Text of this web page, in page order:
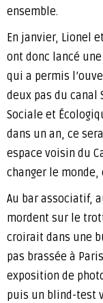
ensemble.
En janvier, Lionel
ont donc lancé
qui a permis
deux pas du canal
Sociale et
dans un an, ce
espace voisin du
changer le
Au bar associatif,
mordent sur le
croirait dans une
pas brassée à
exposition de
puis un blind-test